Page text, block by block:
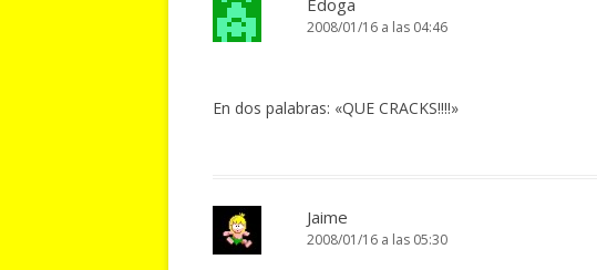
Edoga
2008/01/16 a las 04:46
En dos palabras: «QUE CRACKS!!!!»
Jaime
2008/01/16 a las 05:30